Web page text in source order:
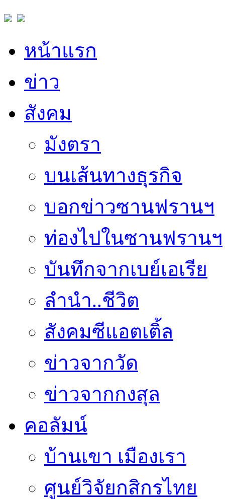
หน้าแรก
ข่าว
สังคม
มังตรา
บนเส้นทางธุรกิจ
บอกข่าวซานฟรานฯ
ท่องไปในซานฟรานฯ
บันทึกจากเบย์เอเรีย
ลำนำ..ชีวิต
สังคมซีแอตเติ้ล
ข่าวจากวัด
ข่าวจากกงสุล
คอลัมน์
บ้านเขา เมืองเรา
ศูนย์วิจัยกสิกรไทย